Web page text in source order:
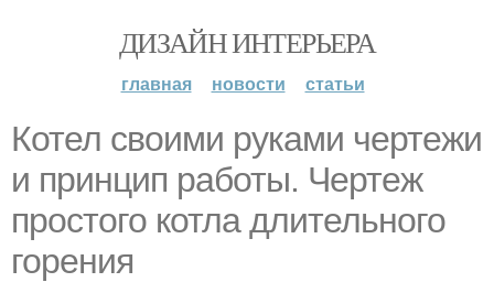
ДИЗАЙН ИНТЕРЬЕРА
главная новости статьи
Котел своими руками чертежи
и принцип работы. Чертеж
простого котла длительного
горения